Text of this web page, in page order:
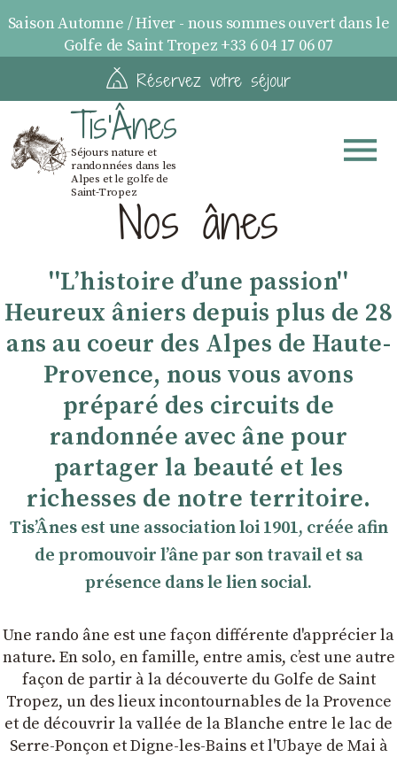
Saison Automne / Hiver - nous sommes ouvert dans le
Golfe de Saint Tropez +33 6 04 17 06 07
Réservez votre séjour
Tis'Ânes
Séjours nature et
randonnées dans les
Alpes et le golfe de
Saint-TropezNos ânes
''Lʼhistoire dʼune passion''
Heureux âniers depuis plus de 28
ans au coeur des Alpes de Haute-
Provence, nous vous avons
préparé des circuits de
randonnée avec âne pour
partager la beauté et les
richesses de notre territoire.
TisʼÂnes est une association loi 1901, créée afin
de promouvoir lʼâne par son travail et sa
présence dans le lien social.
Une rando âne est une façon différente d'apprécier la
nature. En solo, en famille, entre amis, cʼest une autre
façon de partir à la découverte du Golfe de Saint
Tropez, un des lieux incontournables de la Provence
et de découvrir la vallée de la Blanche entre le lac de
Serre-Ponçon et Digne-les-Bains et l'Ubaye de Mai à